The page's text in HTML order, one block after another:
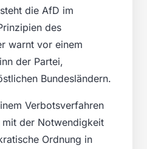
die AfD im
des
warnt vor einem
der Partei,
Bundesländern.
Verbotsverfahren
der Notwendigkeit
Ordnung in